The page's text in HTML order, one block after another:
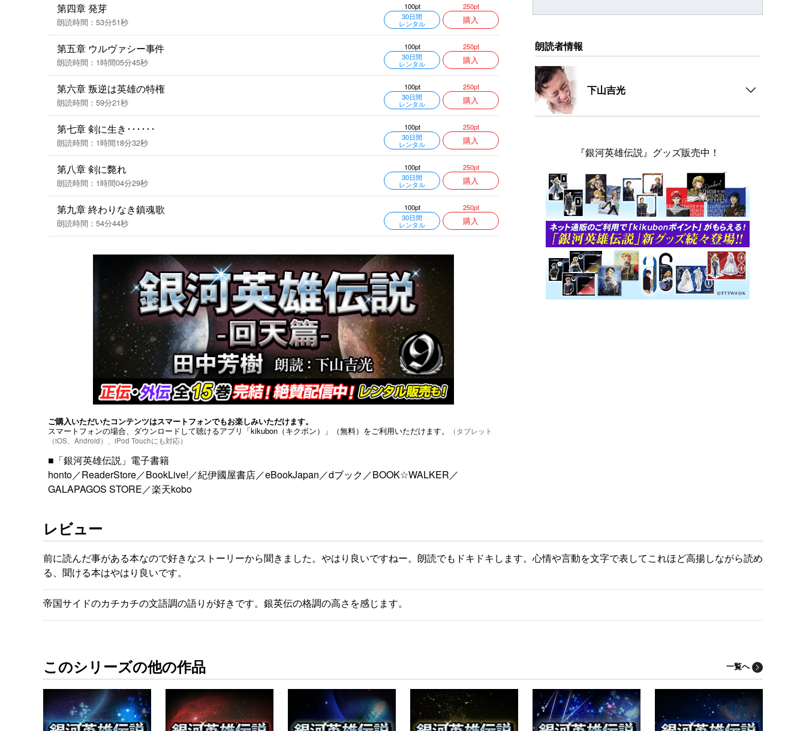
第四章 発芽
朗読時間：53分51秒
100pt
30日間
レンタル
250pt
購入
第五章 ウルヴァシー事件
朗読時間：1時間05分45秒
100pt
30日間
レンタル
250pt
購入
第六章 叛逆は英雄の特権
朗読時間：59分21秒
100pt
30日間
レンタル
250pt
購入
第七章 剣に生き･･････
朗読時間：1時間18分32秒
100pt
30日間
レンタル
250pt
購入
第八章 剣に斃れ
朗読時間：1時間04分29秒
100pt
30日間
レンタル
250pt
購入
第九章 終わりなき鎮魂歌
朗読時間：54分44秒
100pt
30日間
レンタル
250pt
購入
ご購入いただいたコンテンツはスマートフォンでもお楽しみいただけます。
スマートフォンの場合、ダウンロードして聴けるアプリ「kikubon（キクボン）」（無料）をご利用いただけます。
（タブレット
（iOS、Android）、iPod Touchにも対応）
■「銀河英雄伝説」電子書籍
honto／ReaderStore／BookLive!／紀伊國屋書店／eBookJapan／dブック ／BOOK☆WALKER／
GALAPAGOS STORE／楽天kobo
朗読者情報
下山吉光
『銀河英雄伝説』グッズ販売中！
レビュー
前に読んだ事がある本なので好きなストーリーから聞きました。やはり良いですねー。朗読でもドキドキします。心情や言動を文字で表してこれほど高揚しながら読め
る、聞ける本はやはり良いです。
帝国サイドのカチカチの文語調の語りが好きです。銀英伝の格調の高さを感じます。
このシリーズの他の作品 一覧へ